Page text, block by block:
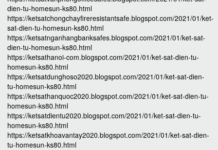
dien-tu-homesun-ks80.html
https://ketsatchongchayfireresistantsafe.blogspot.com/2021/01/ket-
sat-dien-tu-homesun-ks80.html
https://ketsatnganhangbanksafes.blogspot.com/2021/01/ket-sat-
dien-tu-homesun-ks80.html
https://ketsathanoi-com.blogspot.com/2021/01/ket-sat-dien-tu-
homesun-ks80.html
https://ketsatdunghoso2020.blogspot.com/2021/01/ket-sat-dien-
tu-homesun-ks80.html
https://ketsathanquoc2020.blogspot.com/2021/01/ket-sat-dien-tu-
homesun-ks80.html
https://ketsatdientu2020.blogspot.com/2021/01/ket-sat-dien-tu-
homesun-ks80.html
https://ketsatkhoavantay2020.blogspot.com/2021/01/ket-sat-dien-
tu-homesun-ks80.html